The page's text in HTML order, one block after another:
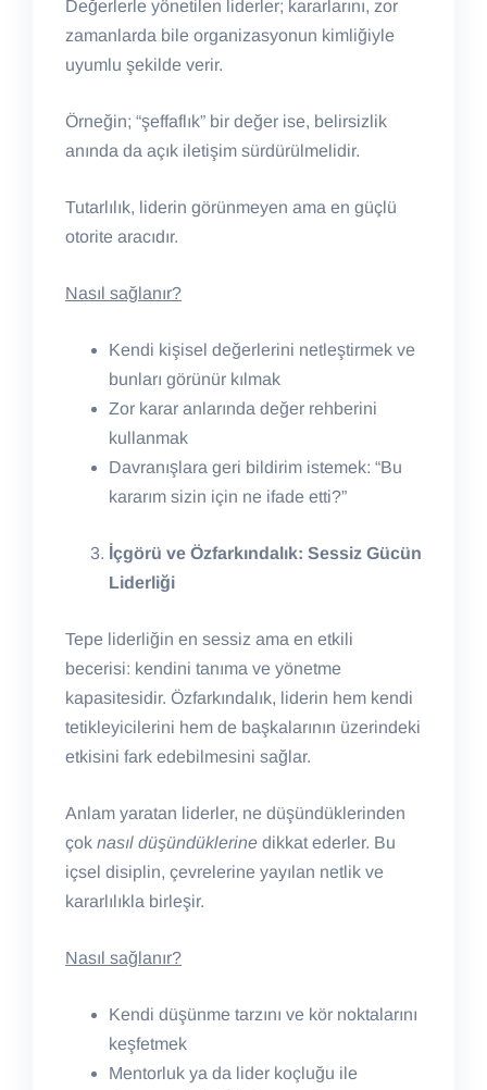
Değerlerle yönetilen liderler; kararlarını, zor
zamanlarda bile organizasyonun kimliğiyle
uyumlu şekilde verir.
Örneğin; “şeffaflık” bir değer ise, belirsizlik
anında da açık iletişim sürdürülmelidir.
Tutarlılık, liderin görünmeyen ama en güçlü
otorite aracıdır.
Nasıl sağlanır?
Kendi kişisel değerlerini netleştirmek ve
bunları görünür kılmak
Zor karar anlarında değer rehberini
kullanmak
Davranışlara geri bildirim istemek: “Bu
kararım sizin için ne ifade etti?”
İçgörü ve Özfarkındalık: Sessiz Gücün
Liderliği
Tepe liderliğin en sessiz ama en etkili
becerisi: kendini tanıma ve yönetme
kapasitesidir. Özfarkındalık, liderin hem kendi
tetikleyicilerini hem de başkalarının üzerindeki
etkisini fark edebilmesini sağlar.
Anlam yaratan liderler, ne düşündüklerinden
çok nasıl düşündüklerine dikkat ederler. Bu
içsel disiplin, çevrelerine yayılan netlik ve
kararlılıkla birleşir.
Nasıl sağlanır?
Kendi düşünme tarzını ve kör noktalarını
keşfetmek
Mentorluk ya da lider koçluğu ile